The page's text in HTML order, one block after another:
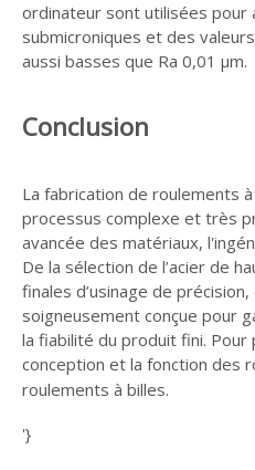
ordinateur sont utilisées
submicroniques et des
aussi basses que Ra 0,01 μm.
Conclusion
La fabrication de roulements
processus complexe et très
avancée des matériaux,
De la sélection de l’acier de
finales d’usinage de
soigneusement conçue pour
la fiabilité du produit fini. Pour
conception et la fonction des
roulements à billes.
'}